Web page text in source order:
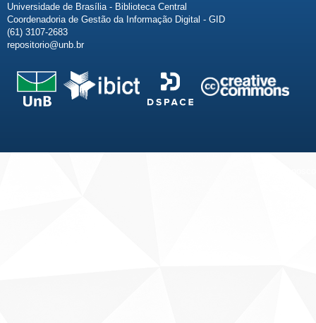
Universidade de Brasília - Biblioteca Central
Coordenadoria de Gestão da Informação Digital - GID
(61) 3107-2683
repositorio@unb.br